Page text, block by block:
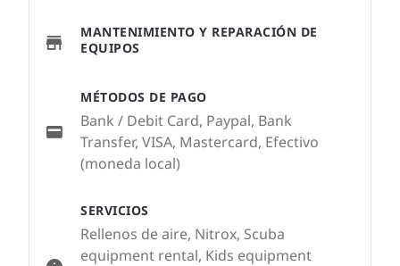
SERVICIOS
Rellenos de aire, Nitrox, Scuba
equipment rental, Kids equipment
MANTENIMIENTO Y REPARACIÓN DE
EQUIPOS
MÉTODOS DE PAGO
Bank / Debit Card, Paypal, Bank
Transfer, VISA, Mastercard, Efectivo
(moneda local)